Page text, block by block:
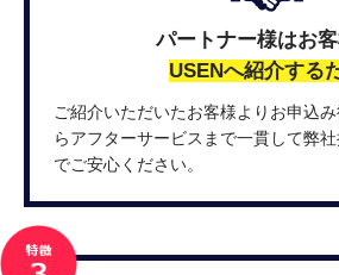
パートナー様はお
USENへ紹介する
ご紹介いただいたお客様よりお申込
らアフターサービスまで一貫して弊
でご安心ください。